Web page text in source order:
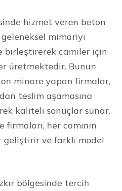
hizmet veren beton
mimariyi
birleştirerek camiler için
üretmektedir. Bunun
minare yapan firmalar,
teslim aşamasına
kaliteli sonuçlar sunar.
firmaları, her caminin
geliştirir ve farklı model
bölgesinde tercih